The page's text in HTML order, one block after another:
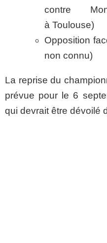
contre
à Toulouse)
Opposition
non connu)
La reprise du
prévue pour le 6
qui devrait être dévoilé